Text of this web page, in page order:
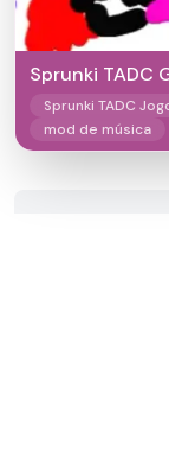
Sprunki TADC
Sprunki TADC
mod de música